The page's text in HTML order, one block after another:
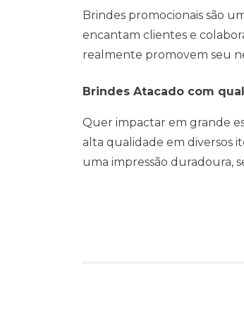
Brindes promocionais são
encantam clientes e
realmente promovem seu
Brindes Atacado com
Quer impactar em grande
alta qualidade em diversos
uma impressão duradoura,